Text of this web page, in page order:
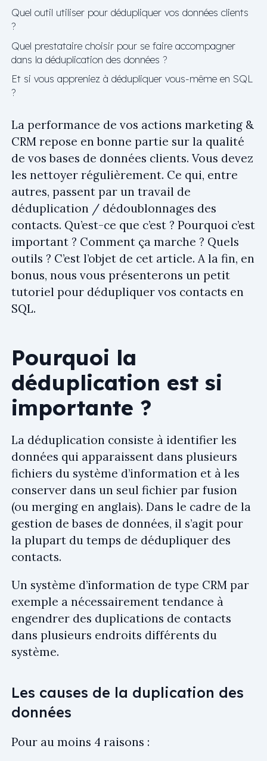
Quel outil utiliser pour dédupliquer vos données clients
?
Quel prestataire choisir pour se faire accompagner
dans la déduplication des données ?
Et si vous appreniez à dédupliquer vous-même en SQL
?
La performance de vos actions marketing &
CRM repose en bonne partie sur la qualité
de vos bases de données clients. Vous devez
les nettoyer régulièrement. Ce qui, entre
autres, passent par un travail de
déduplication / dédoublonnages des
contacts. Qu’est-ce que c’est ? Pourquoi c’est
important ? Comment ça marche ? Quels
outils ? C’est l’objet de cet article. A la fin, en
bonus, nous vous présenterons un petit
tutoriel pour dédupliquer vos contacts en
SQL.
Pourquoi la
déduplication est si
importante ?
La déduplication consiste à identifier les
données qui apparaissent dans plusieurs
fichiers du système d’information et à les
conserver dans un seul fichier par fusion
(ou merging en anglais). Dans le cadre de la
gestion de bases de données, il s’agit pour
la plupart du temps de dédupliquer des
contacts.
Un système d’information de type CRM par
exemple a nécessairement tendance à
engendrer des duplications de contacts
dans plusieurs endroits différents du
système.
Les causes de la duplication des
données
Pour au moins 4 raisons :